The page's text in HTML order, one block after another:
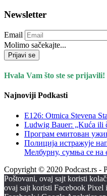
Newsletter
Email
Molimo sačekajte...
Prijavi se
Hvala Vam što ste se prijavili!
Najnoviji Podkasti
E126: Otmica Stevena
Ludwig Bauer: „Kuća ili
Програм емитован
Полиција истражује
Мелбурну, сумња се на
Copyright © 2020 Podcast.rs -
Poštovani, ovaj sajt koristi
ovaj sajt koristi Facebook